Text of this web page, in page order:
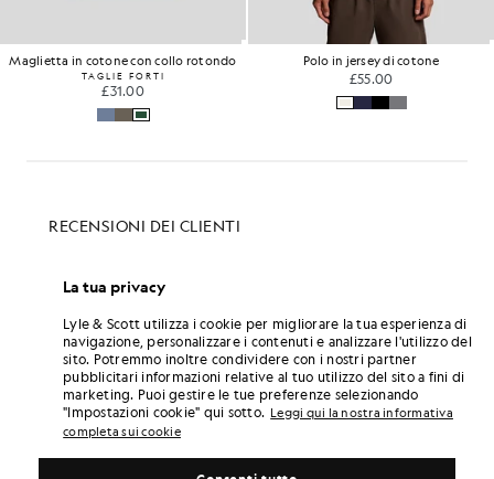
Maglietta in cotone con collo rotondo
TAGLIE FORTI
£31.00
Polo in jersey di cotone
£55.00
La tua privacy
Lyle & Scott utilizza i cookie per migliorare la tua esperienza di
navigazione, personalizzare i contenuti e analizzare l'utilizzo del
sito. Potremmo inoltre condividere con i nostri partner
pubblicitari informazioni relative al tuo utilizzo del sito a fini di
marketing. Puoi gestire le tue preferenze selezionando
"Impostazioni cookie" qui sotto. Leggi qui la nostra informativa
completa sui cookie